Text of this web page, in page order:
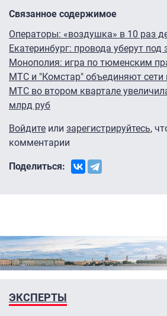
Связанное содержимое
Операторы: «воздушка» в 10 раз
Екатеринбург: провода уберут
Монополия: игра по тюменским
МТС и "Комстар" объединяют сети
МТС во втором квартале
млрд руб
Войдите или зарегистрируйтесь,
комментарии
Поделиться:
ЭКСПЕРТЫ